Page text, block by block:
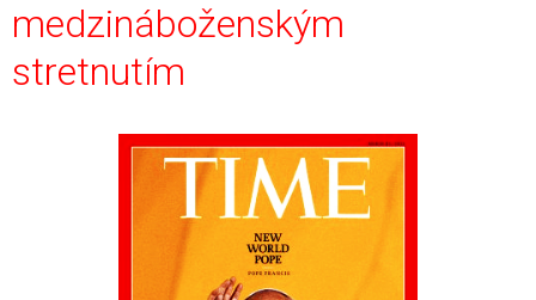
medzináboženským
stretnutím